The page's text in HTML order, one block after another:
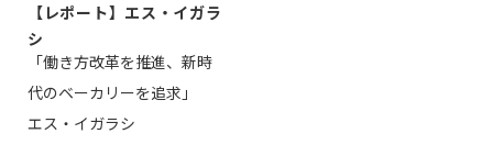
【レポート】エス・イガラ
シ
「働き方改革を推進、新時
代のベーカリーを追求」
エス・イガラシ